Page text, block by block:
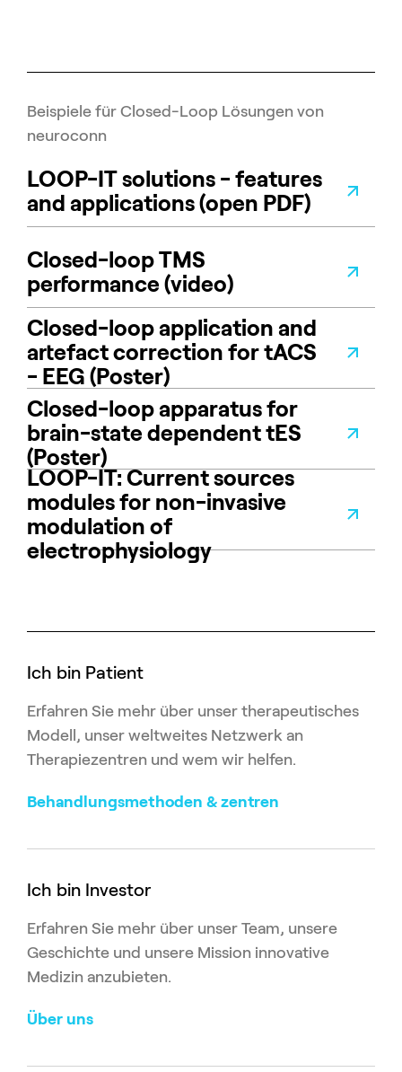
Beispiele für Closed-Loop Lösungen von
neuroconn
LOOP-IT solutions - features
and applications (open PDF)
Closed-loop TMS
performance (video)
Closed-loop application and
artefact correction for tACS
- EEG (Poster)
Closed-loop apparatus for
brain-state dependent tES
(Poster)
LOOP-IT: Current sources
modules for non-invasive
modulation of
electrophysiology
Ich bin Patient
Erfahren Sie mehr über unser therapeutisches
Modell, unser weltweites Netzwerk an
Therapiezentren und wem wir helfen.
Behandlungsmethoden & zentren
Ich bin Investor
Erfahren Sie mehr über unser Team, unsere
Geschichte und unsere Mission innovative
Medizin anzubieten.
Über uns